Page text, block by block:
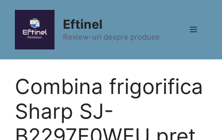
conținut
Eftinel
Review-uri despre produse
Meniu
Combina frigorifica
Sharp SJ-